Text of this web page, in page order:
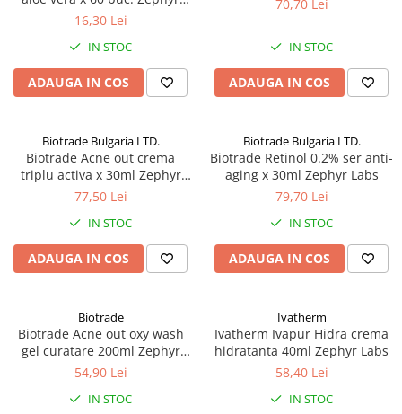
Labs
16,30 Lei
IN STOC
ADAUGA IN COS
70,70 Lei
IN STOC
ADAUGA IN COS
Biotrade Bulgaria LTD.
Biotrade Acne out crema
triplu activa x 30ml Zephyr
Labs
77,50 Lei
IN STOC
ADAUGA IN COS
Biotrade Bulgaria LTD.
Biotrade Retinol 0.2% ser anti-
aging x 30ml Zephyr Labs
79,70 Lei
IN STOC
ADAUGA IN COS
Biotrade
Biotrade Acne out oxy wash
gel curatare 200ml Zephyr
Labs
54,90 Lei
IN STOC
Ivatherm
Ivatherm Ivapur Hidra crema
hidratanta 40ml Zephyr Labs
58,40 Lei
IN STOC